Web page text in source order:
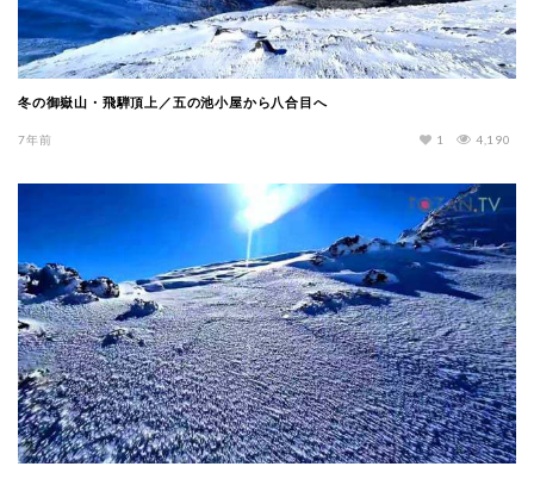
冬の御嶽山・飛騨頂上／五の池小屋から八合目へ
7年前 4,190
1